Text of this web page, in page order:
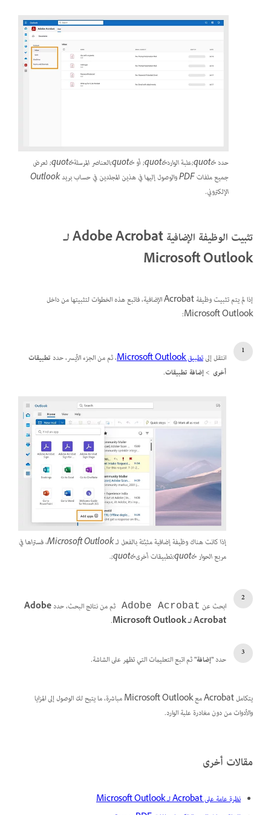
حدد &quot;علبة الوارد&quot; أو &quot;العناصر المرسلة&quot; لعرض
جميع ملفات PDF والوصول إليها في هذين المجلدين في حساب بريد Outlook
الإلكتروني.
تثبيت الوظيفة الإضافية Adobe Acrobat لـ
Microsoft Outlook
إذا لم يتم تثبيت وظيفة Acrobat الإضافية، فاتبع هذه الخطوات لتثبيتها من داخل
Microsoft Outlook:
انتقل إلىتطبيق Microsoft Outlook ، ثم من الجزء الأيسر، حددتطبيقات
أخرى >إضافة تطبيقات.
إذا كانت هناك وظيفة إضافية مثبَّتة بالفعل لـ Microsoft Outlook، فستراها في
مربع الحوار &quot;تطبيقات أخرى&quot;.
ابحث عن Adobe Acrobat ثم من نتائج البحث، حددAdobe
Acrobat لـ Microsoft Outlook
.
حدد"إضافة"ثم اتبع التعليمات التي تظهر على الشاشة.
يتكامل Acrobat مع Microsoft Outlook مباشرة، ما يتيح لك الوصول إلى المزايا
والأدوات من دون مغادرة علبة الوارد.
مقالات أخرى
نظرة عامة على Acrobat لـ Microsoft Outlook